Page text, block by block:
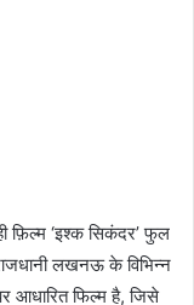
फ़िल्म ‘इश्क सिकंदर’ फुल
लखनऊ के विभिन्न
आधारित फिल्म है, जिसे